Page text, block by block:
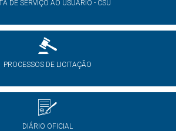
DE SERVIÇO AO USUÁRIO - CSU
PROCESSOS DE LICITAÇÃO
DIÁRIO OFICIAL